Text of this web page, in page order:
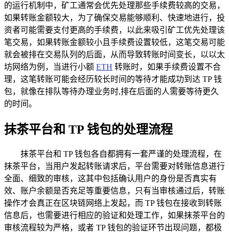
的运行机制中，矿工通常会优先处理那些手续费较高的交易，
如果转账金额较大，为了确保交易能够顺利、快速地进行，投
资者可能需要支付更高的手续费，以此来吸引矿工优先处理该
笔交易，如果转账金额较小且手续费设置较低，这笔交易可能
就会被排在交易队列的后面，从而导致转账时间变长，以以太
坊网络为例，当进行小额 ETH 转账时，如果手续费设置不合
理，这笔转账可能会经历较长时间的等待才能成功到达 TP 钱
包，就像在排队等待办理业务时,排在后面的人需要等待更久
的时间。
抹茶平台和 TP 钱包的处理流程
抹茶平台和 TP 钱包各自都拥有一套严谨的处理流程，在
抹茶平台，当用户发起转账请求后，平台需要对转账信息进行
全面、细致的审核，这其中包括确认用户的身份是否真实有
效、账户余额是否充足等重要信息，只有当审核通过后，转账
操作才会真正在区块链网络上发起，而 TP 钱包在接收到转账
信息后，也需要进行相应的验证和处理工作，如果抹茶平台的
审核流程较为严格，或者 TP 钱包的验证环节出现问题，都极